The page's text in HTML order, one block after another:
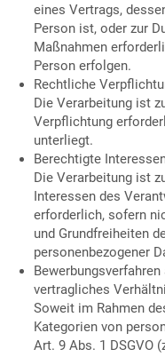
eines Vertrags,
Person ist, oder zur
Maßnahmen
Person erfolgen.
Rechtliche
Die Verarbeitung ist
Verpflichtung
unterliegt.
Berechtigte
Die Verarbeitung ist
Interessen des
erforderlich, sofern
und Grundfreiheiten
personenbezogener
vertragliches
Soweit im Rahmen
Kategorien von
Art. 9 Abs. 1 DSGVO